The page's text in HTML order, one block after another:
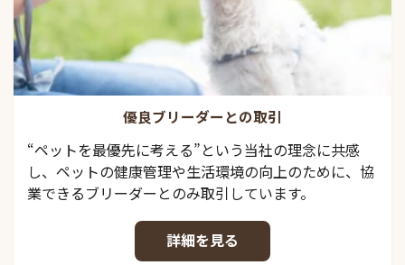
優良ブリーダーとの取引
“ペットを最優先に考える”という当社の理念に共感
し、ペットの健康管理や生活環境の向上のために、協
業できるブリーダーとのみ取引しています。
詳細を見る